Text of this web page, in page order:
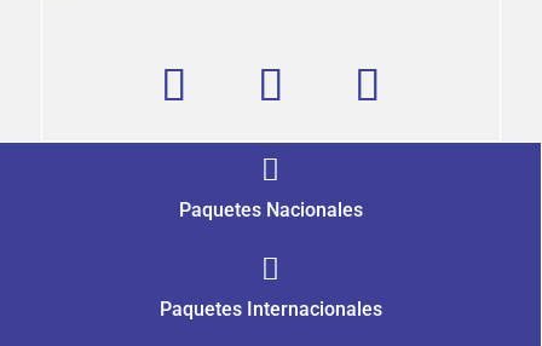

Paquetes Nacionales

Paquetes Internacionales